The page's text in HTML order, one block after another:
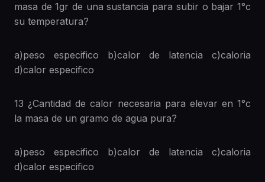
masa de 1gr de una sustancia para subir o bajar 1°c
su temperatura?
a)peso especifico b)calor de latencia c)caloria
d)calor especifico
13 ¿Cantidad de calor necesaria para elevar en 1°c
la masa de un gramo de agua pura?
a)peso especifico b)calor de latencia c)caloria
d)calor especifico